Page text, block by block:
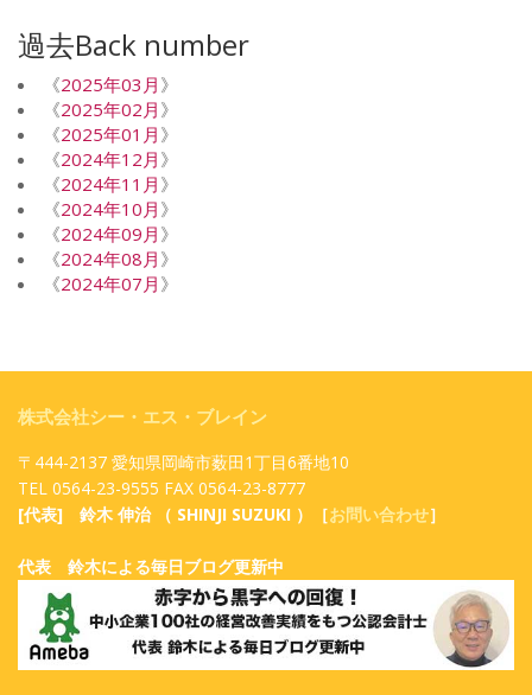
過去Back number
《2025年03月 》
《2025年02月 》
《2025年01月 》
《2024年12月 》
《2024年11月 》
《2024年10月 》
《2024年09月 》
《2024年08月 》
《2024年07月 》
株式会社シー・エス・ブレイン
〒444-2137 愛知県岡崎市薮田1丁目6番地10
TEL 0564-23-9555 FAX 0564-23-8777
[代表] 鈴木 伸治 （ SHINJI SUZUKI ）［お問い合わせ］
代表 鈴木による毎日ブログ更新中